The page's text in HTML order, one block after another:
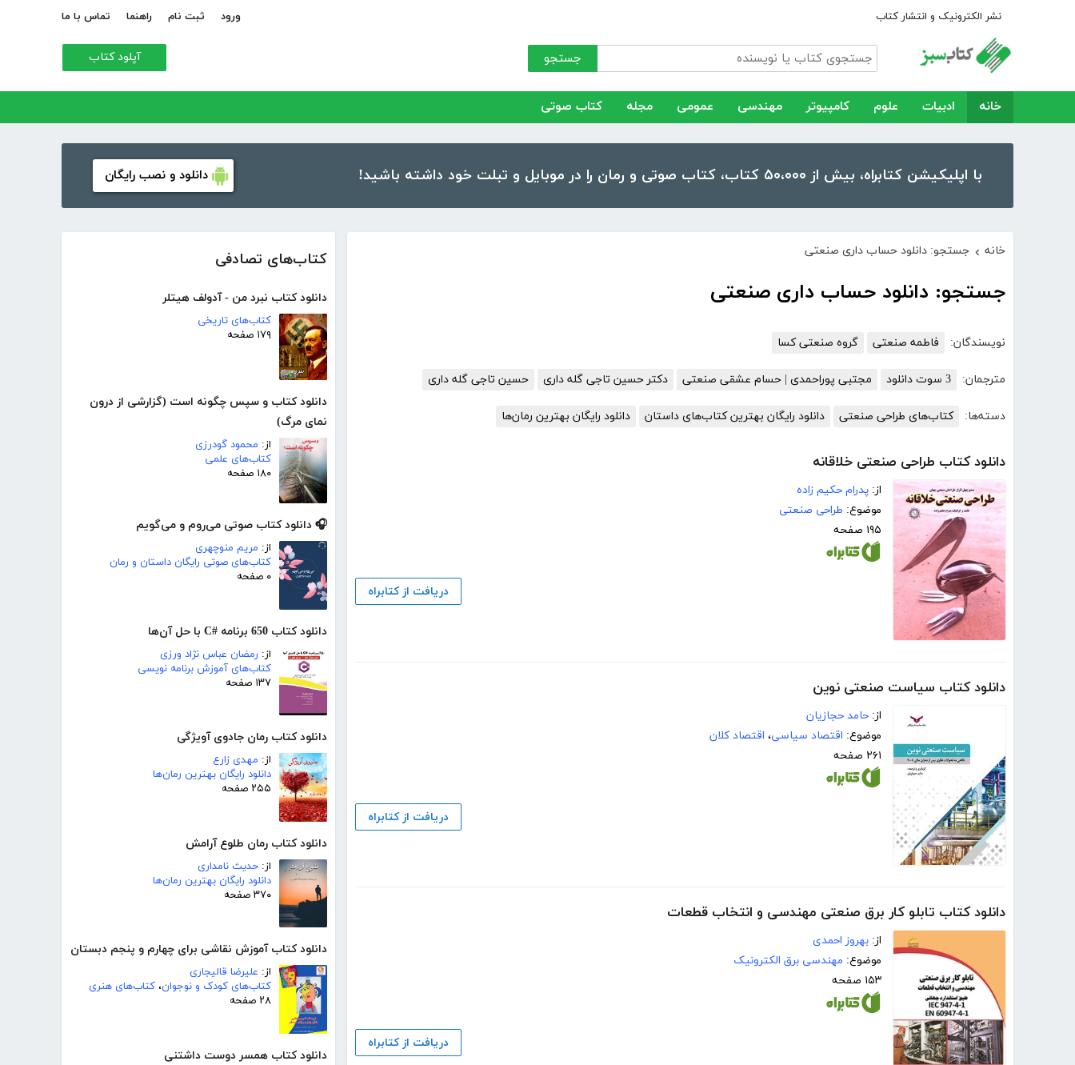
نشر الکترونیک و انتشار کتاب ورود ثبت نام راهنما تماس با ما
جستجو آپلود کتاب
خانه ادبیات علوم کامپیوتر مهندسی عمومی مجله کتاب صوتی
با اپلیکیشن کتابراه، بیش از ۵۰،۰۰۰ کتاب، کتاب صوتی و رمان را در موبایل و تبلت خود داشته باشید! دانلود و نصب رایگان
کتاب‌های تصادفی
دانلود کتاب نبرد من - آدولف هیتلر
کتاب‌های تاریخی
۱۷۹ صفحه
دانلود کتاب و سپس چگونه است (گزارشی از درون
نمای مرگ)
از: محمود گودرزی
کتاب‌های علمی
۱۸۰ صفحه
🎧 دانلود کتاب صوتی می‌روم و می‌گویم
از: مریم منوچهری
کتاب‌های صوتی رایگان داستان و رمان
۰ صفحه
دانلود کتاب 650 برنامه #C با حل آن‌ها
از: رمضان عباس نژاد ورزی
کتاب‌های آموزش برنامه نویسی
۱۳۷ صفحه
دانلود کتاب رمان جادوی آویژگی
از: مهدی زارع
دانلود رایگان بهترین رمان‌ها
۲۵۵ صفحه
دانلود کتاب رمان طلوع آرامش
از: حدیث نامداری
دانلود رایگان بهترین رمان‌ها
۳۷۰ صفحه
دانلود کتاب آموزش نقاشی برای چهارم و پنجم دبستان
از: علیرضا قالیجاری
کتاب‌های کودک و نوجوان، کتاب‌های هنری
۲۸ صفحه
دانلود کتاب همسر دوست داشتنی
خانه › جستجو: دانلود حساب داری صنعتی
جستجو: دانلود حساب داری صنعتی
نویسندگان: فاطمه صنعتی گروه صنعتی کسا
مترجمان: 3 سوت دانلود مجتبی پوراحمدی | حسام عشقی صنعتی دکتر حسین تاجی گله داری حسین تاجی گله داری
دسته‌ها: کتاب‌های طراحی صنعتی دانلود رایگان بهترین کتاب‌های داستان دانلود رایگان بهترین رمان‌ها
دانلود کتاب طراحی صنعتی خلاقانه
از: پدرام حکیم زاده
موضوع: طراحی صنعتی
۱۹۵ صفحه
دریافت از کتابراه
دانلود کتاب سیاست صنعتی نوین
از: حامد حجازیان
موضوع: اقتصاد سیاسی، اقتصاد کلان
۲۶۱ صفحه
دریافت از کتابراه
دانلود کتاب تابلو کار برق صنعتی مهندسی و انتخاب قطعات
از: بهروز احمدی
موضوع: مهندسی برق الکترونیک
۱۵۳ صفحه
دریافت از کتابراه